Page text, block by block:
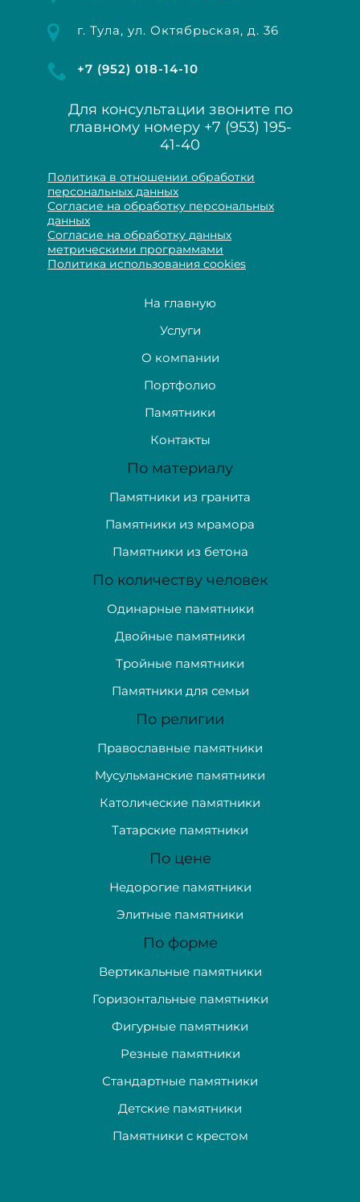
г. Тула, ул. Октябрьская, д. 36
+7 (952) 018-14-10
Для консультации звоните по
главному номеру +7 (953) 195-
41-40
Политика в отношении обработки
персональных данных
Согласие на обработку персональных
данных
Согласие на обработку данных
метрическими программами
Политика использования cookies
На главную
Услуги
О компании
Портфолио
Памятники
Контакты
По материалу
Памятники из гранита
Памятники из мрамора
Памятники из бетона
По количеству человек
Одинарные памятники
Двойные памятники
Тройные памятники
Памятники для семьи
По религии
Православные памятники
Мусульманские памятники
Католические памятники
Татарские памятники
По цене
Недорогие памятники
Элитные памятники
По форме
Вертикальные памятники
Горизонтальные памятники
Фигурные памятники
Резные памятники
Стандартные памятники
Детские памятники
Памятники с крестом